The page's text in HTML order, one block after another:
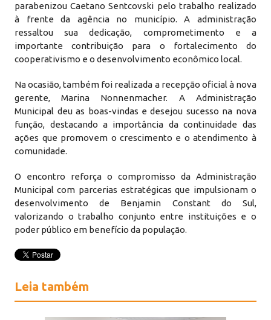
parabenizou Caetano Sentcovski pelo trabalho realizado
à frente da agência no município. A administração
ressaltou sua dedicação, comprometimento e a
importante contribuição para o fortalecimento do
cooperativismo e o desenvolvimento econômico local.
Na ocasião, também foi realizada a recepção oficial à nova
gerente, Marina Nonnenmacher. A Administração
Municipal deu as boas-vindas e desejou sucesso na nova
função, destacando a importância da continuidade das
ações que promovem o crescimento e o atendimento à
comunidade.
O encontro reforça o compromisso da Administração
Municipal com parcerias estratégicas que impulsionam o
desenvolvimento de Benjamin Constant do Sul,
valorizando o trabalho conjunto entre instituições e o
poder público em benefício da população.
Leia também